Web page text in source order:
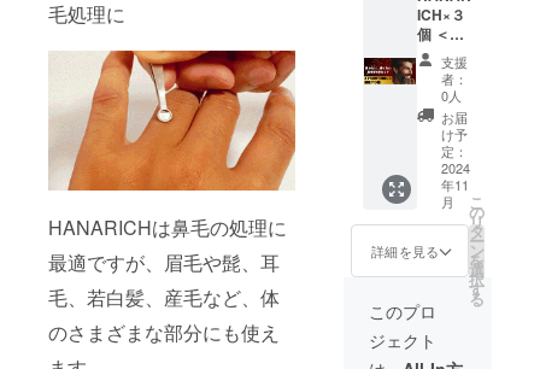
毛処理に
HANARICHは鼻毛の処理に
最適ですが、眉毛や髭、耳
毛、若白髪、産毛など、体
のさまざまな部分にも使え
びに便
利な
HANAR
ICH専用
ケース
を、ご
支援い
ただき
ました
方全員
に提供
いたし
ます。
ICH×３
個 ＜保
証につ
いて＞
万が一
商品が
破損・
汚損し
ていた
場合
は、返
品・交
換をさ
せてい
ただき
ます。
※初期不
良のみ
※持ち運
支援
者：
0人
お届
け予
定：
2024
年11
月
詳細を見る
こ
の
リ
タ
ー
ン
を
選
択
す
る
このプロ
ジェクト